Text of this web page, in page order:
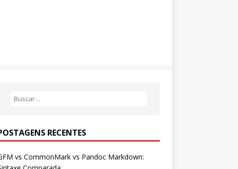
RECENTES
vs CommonMark vs Pandoc Markdown: